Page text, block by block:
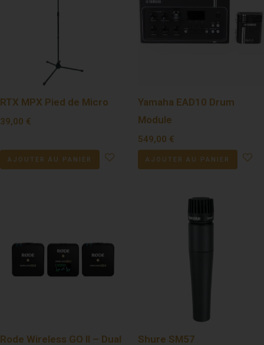
RTX MPX Pied de Micro
39,00 €
AJOUTER AU PANIER
Yamaha EAD10 Drum
Module
549,00 €
AJOUTER AU PANIER
Rode Wireless GO II – Dual Shure SM57